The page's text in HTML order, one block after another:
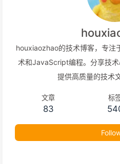
houxiaozhao的技术博客，专注
术和JavaScript编程。分享技
提供高质量的技术
文章
83
标